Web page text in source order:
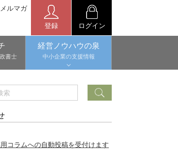
メルマガ
登録 ログイン
書士
経営ノウハウの泉
中小企業の支援情報
コラムへの自動投稿を受付けます